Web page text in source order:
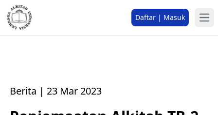
Daftar | Masuk
Berita | 23 Mar 2023